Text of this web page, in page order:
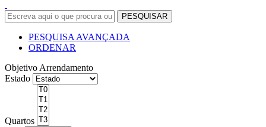
PESQUISA AVANÇADA
ORDENAR
Objetivo Arrendamento
Estado
Quartos